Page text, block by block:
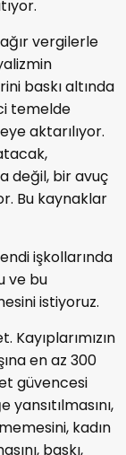
vergilerle
baskı altında
temelde
aktarılıyor.
değil, bir avuç
Bu kaynaklar
işkollarında
ve bu
istiyoruz.
en az 300
güvencesi
kadın
baskı,